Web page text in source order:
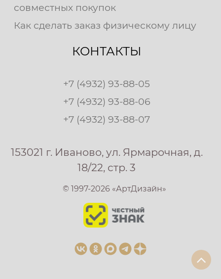
совместных покупок
Как сделать заказ физическому лицу
КОНТАКТЫ
+7 (4932) 93-88-05
+7 (4932) 93-88-06
+7 (4932) 93-88-07
153021 г. Иваново, ул. Ярмарочная, д.
18/22, стр. 3
© 1997-2026 «АртДизайн»